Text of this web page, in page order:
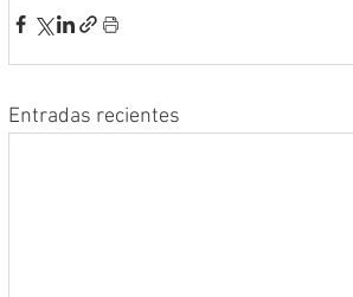
Entradas recientes